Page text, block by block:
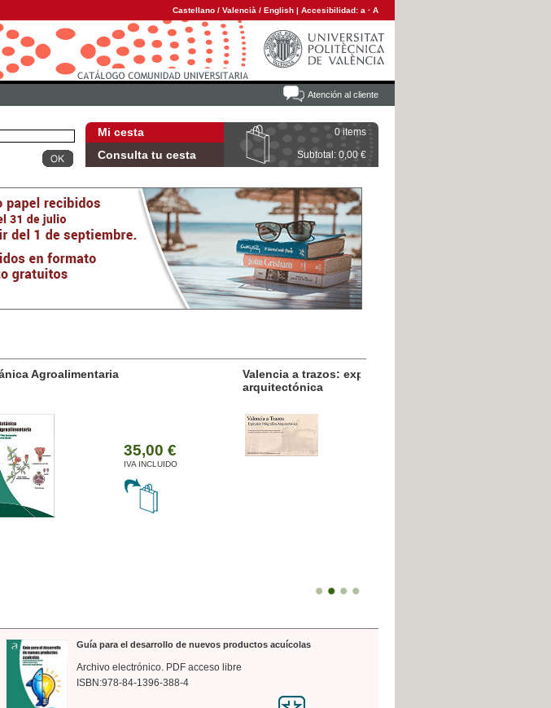
Castellano / Valencià / English | Accesibilidad: a · A
Atención al cliente
Mi cesta 0 items
Consulta tu cesta Subtotal: 0,00 €
Valencia a trazos: expresión poligráfica
Guía para el desarrollo de nuevos productos acuícolas
Archivo electrónico. PDF acceso libre
ISBN:978-84-1396-388-4